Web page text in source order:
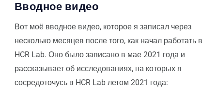
Вводное видео
Вот моё вводное видео, которое я записал через
несколько месяцев после того, как начал работать в
HCR Lab. Оно было записано в мае 2021 года и
рассказывает об исследованиях, на которых я
сосредоточусь в HCR Lab летом 2021 года: